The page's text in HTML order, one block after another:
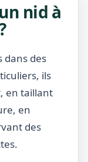
nid à
dans des
ils
en taillant
en
des